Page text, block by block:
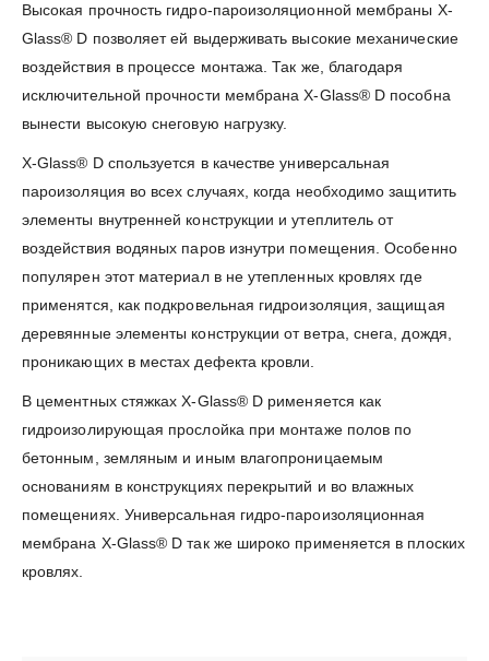
Высокая прочность гидро-пароизоляционной мембраны X-
Glass® D позволяет ей выдерживать высокие механические
воздействия в процессе монтажа. Так же, благодаря
исключительной прочности мембрана X-Glass® D пособна
вынести высокую снеговую нагрузку.
X-Glass® D спользуется в качестве универсальная
пароизоляция во всех случаях, когда необходимо защитить
элементы внутренней конструкции и утеплитель от
воздействия водяных паров изнутри помещения. Особенно
популярен этот материал в не утепленных кровлях где
применятся, как подкровельная гидроизоляция, защищая
деревянные элементы конструкции от ветра, снега, дождя,
проникающих в местах дефекта кровли.
В цементных стяжках X-Glass® D рименяется как
гидроизолирующая прослойка при монтаже полов по
бетонным, земляным и иным влагопроницаемым
основаниям в конструкциях перекрытий и во влажных
помещениях. Универсальная гидро-пароизоляционная
мембрана X-Glass® D так же широко применяется в плоских
кровлях.